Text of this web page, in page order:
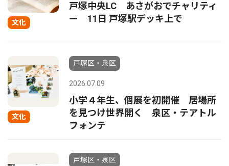
文化
戸塚中央LC あさがおでチャリティ
ー 11日 戸塚駅デッキ上で
文化
戸塚区・泉区
2026.07.09
小学４年生、個展を初開催 居場所
を見つけ世界開く 泉区・テアトル
フォンテ
戸塚区・泉区